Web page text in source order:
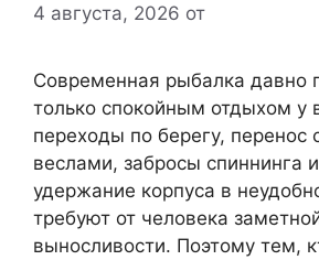
4 августа, 2026 от
Современная рыбалка давно
только спокойным отдыхом у
переходы по берегу, перенос
веслами, забросы спиннинга
удержание корпуса в
требуют от человека
выносливости. Поэтому тем,